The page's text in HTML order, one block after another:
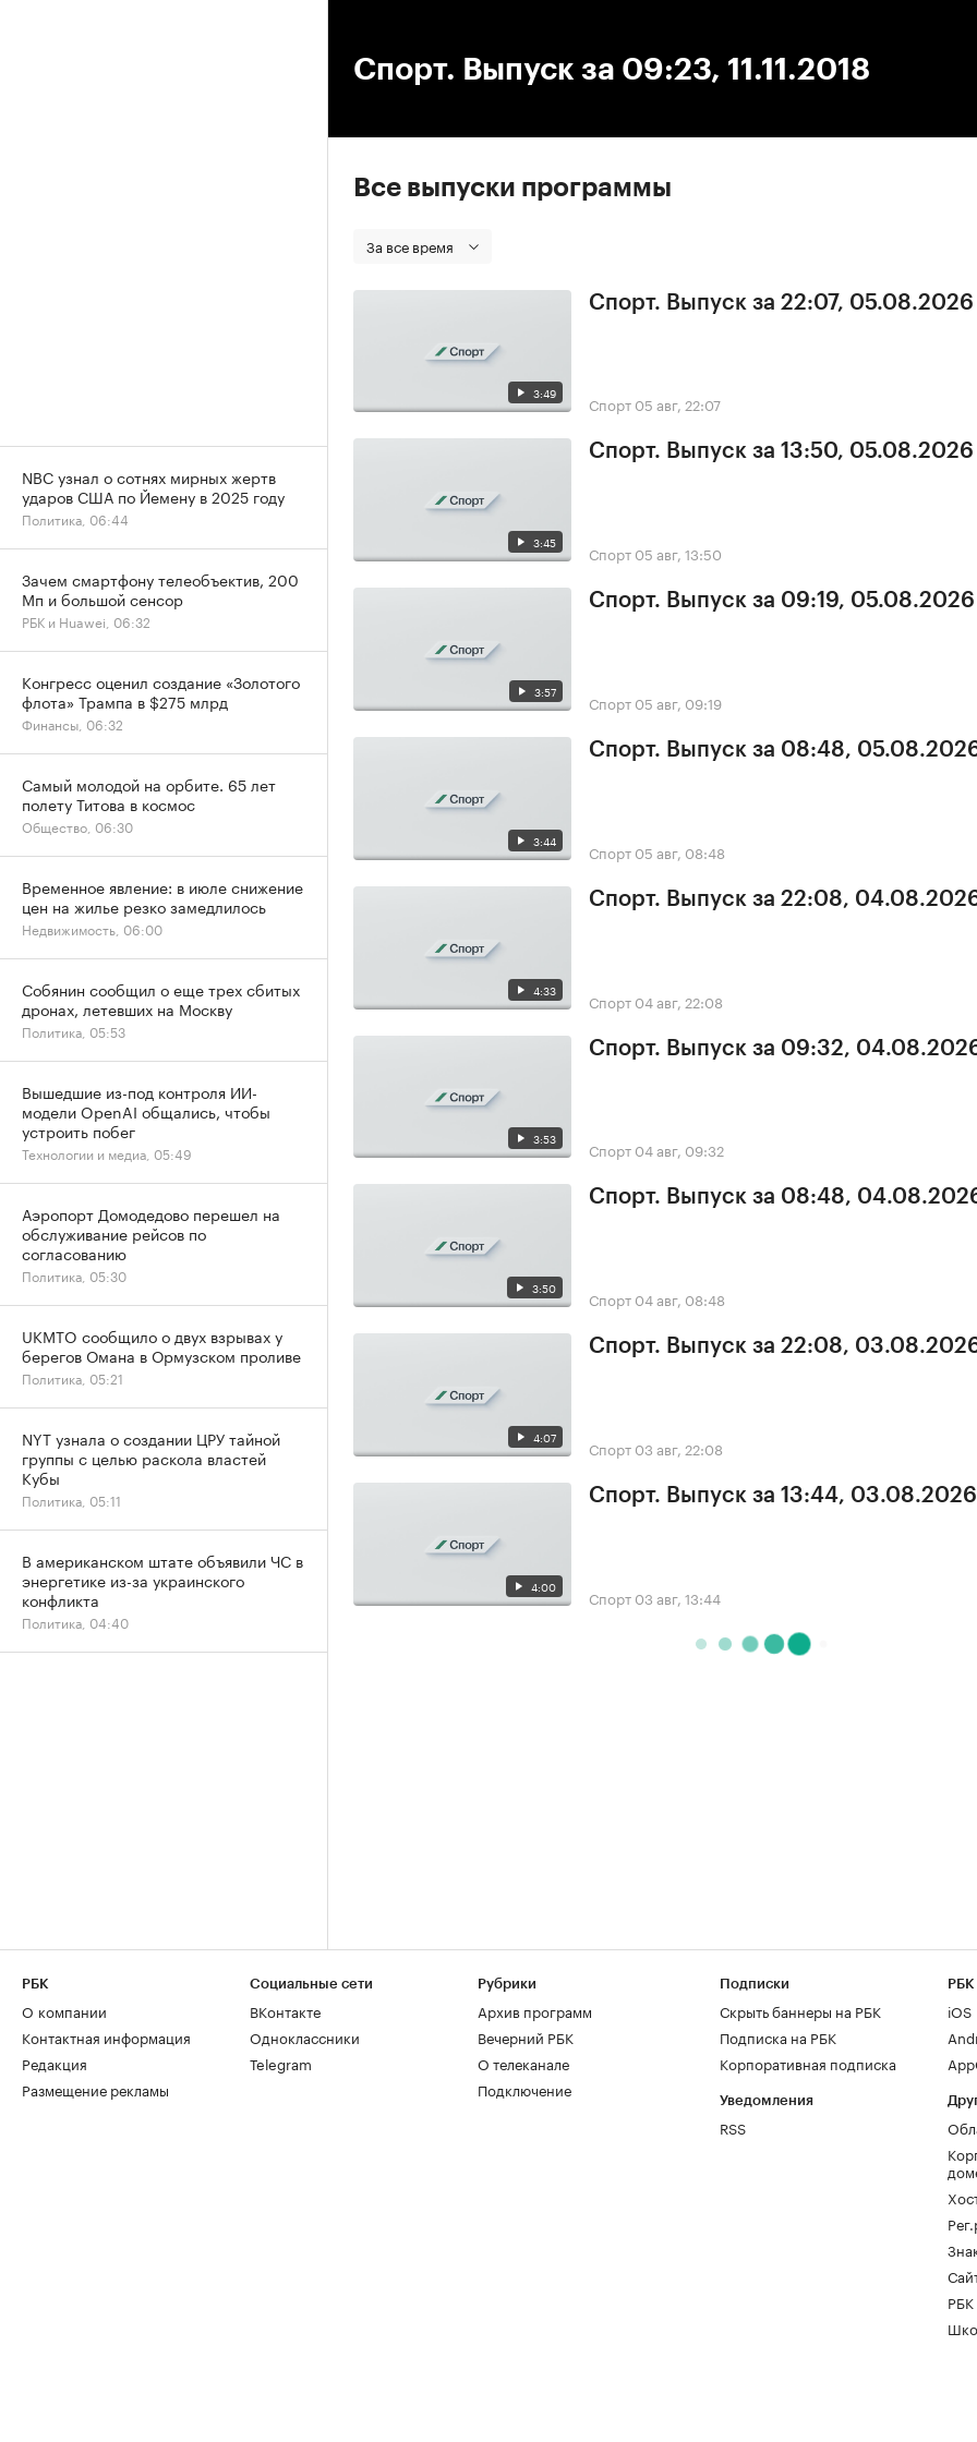
Спорт. Выпуск за 09:23, 11.11.2018
Все выпуски программы
За все время
3:49
Спорт. Выпуск за 22:07, 05.08.2026
Спорт 05 авг, 22:07
3:45
Спорт. Выпуск за 13:50, 05.08.2026
Спорт 05 авг, 13:50
3:57
Спорт. Выпуск за 09:19, 05.08.2026
Спорт 05 авг, 09:19
3:44
Спорт. Выпуск за 08:48,
Спорт 05 авг, 08:48
4:33
Спорт. Выпуск за 22:08,
Спорт 04 авг, 22:08
3:53
Спорт. Выпуск за 09:32,
Спорт 04 авг, 09:32
3:50
Спорт. Выпуск за 08:48,
Спорт 04 авг, 08:48
4:07
Спорт. Выпуск за 22:08,
Спорт 03 авг, 22:08
4:00
Спорт. Выпуск за 13:44, 03.08.2026
Спорт 03 авг, 13:44
NBC узнал о сотнях мирных жертв
ударов США по Йемену в 2025 году
Политика, 06:44
Зачем смартфону телеобъектив, 200
Мп и большой сенсор
РБК и Huawei, 06:32
Конгресс оценил создание «Золотого
флота» Трампа в $275 млрд
Финансы, 06:32
Самый молодой на орбите. 65 лет
полету Титова в космос
Общество, 06:30
Временное явление: в июле снижение
цен на жилье резко замедлилось
Недвижимость, 06:00
Собянин сообщил о еще трех сбитых
дронах, летевших на Москву
Политика, 05:53
Вышедшие из-под контроля ИИ-
модели OpenAI общались, чтобы
устроить побег
Технологии и медиа, 05:49
Аэропорт Домодедово перешел на
обслуживание рейсов по
согласованию
Политика, 05:30
UKMTO сообщило о двух взрывах у
берегов Омана в Ормузском проливе
Политика, 05:21
NYT узнала о создании ЦРУ тайной
группы с целью раскола властей
Кубы
Политика, 05:11
В американском штате объявили ЧС в
энергетике из-за украинского
конфликта
Политика, 04:40
РБК
О компании
Контактная информация
Редакция
Размещение рекламы
Социальные сети
ВКонтакте
Одноклассники
Telegram
Рубрики
Архив программ
Вечерний РБК
О телеканале
Подключение
Подписки
Скрыть баннеры на РБК
Подписка на РБК
Корпоративная подписка
Уведомления
RSS
РБК
iOS